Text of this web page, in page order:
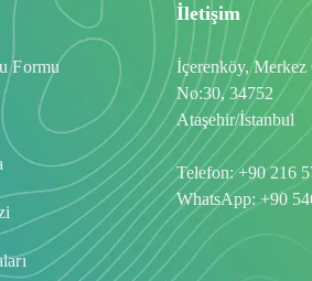
Formu
İletişim
İçerenköy, Merkez
No:30, 34752
Ataşehir/İstanbul
Telefon:+90 216
WhatsApp:+90